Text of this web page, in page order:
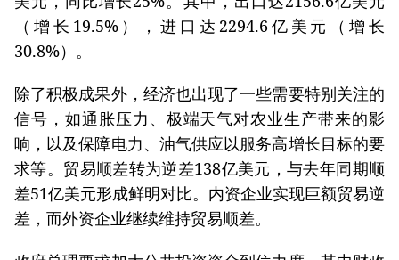
（增长19.5%），进口达2294.6亿美元（增长
30.8%）。
除了积极成果外，经济也出现了一些需要特别关注的
信号，如通胀压力、极端天气对农业生产带来的影
响，以及保障电力、油气供应以服务高增长目标的要
求等。贸易顺差转为逆差138亿美元，与去年同期顺
差51亿美元形成鲜明对比。内资企业实现巨额贸易逆
差，而外资企业继续维持贸易顺差。